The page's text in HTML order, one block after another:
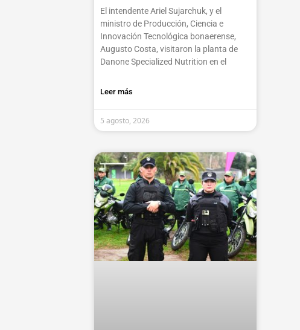
El intendente Ariel Sujarchuk, y el
ministro de Producción, Ciencia e
Innovación Tecnológica bonaerense,
Augusto Costa, visitaron la planta de
Danone Specialized Nutrition en el
Leer más
5 agosto, 2026